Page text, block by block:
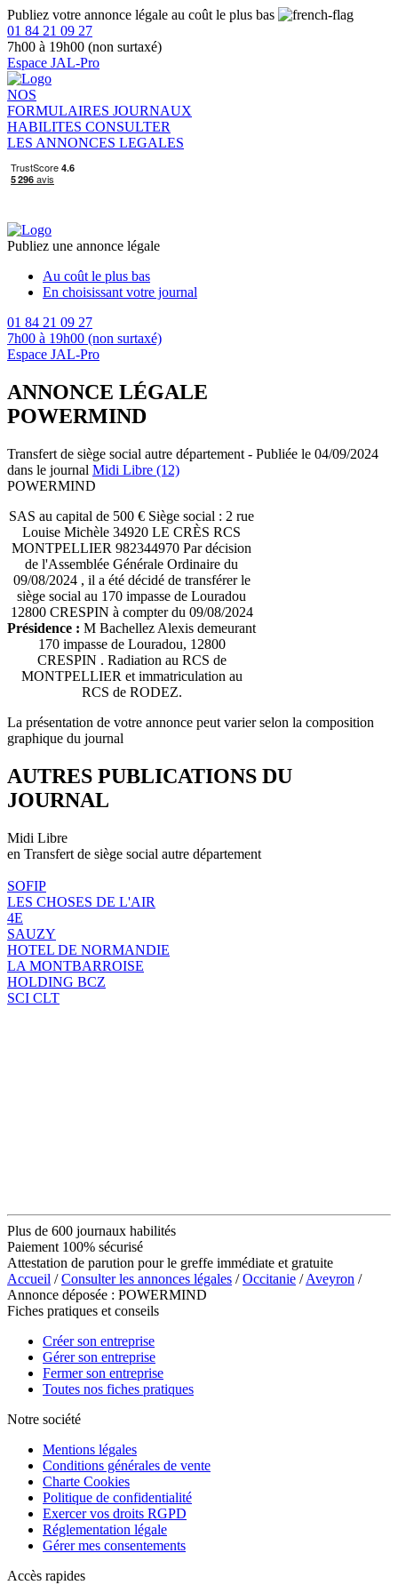
Publiez votre annonce légale au coût le plus bas
01 84 21 09 27
7h00 à 19h00 (non surtaxé)
Espace JAL-Pro
NOS
FORMULAIRES JOURNAUX
HABILITES CONSULTER
LES ANNONCES LEGALES
Publiez une annonce légale
Au coût le plus bas
En choisissant votre journal
01 84 21 09 27
7h00 à 19h00 (non surtaxé)
Espace JAL-Pro
ANNONCE LÉGALE
POWERMIND
Transfert de siège social autre département - Publiée le 04/09/2024
dans le journal Midi Libre (12)
POWERMIND
SAS au capital de 500 € Siège social : 2 rue
Louise Michèle 34920 LE CRÈS RCS
MONTPELLIER 982344970 Par décision
de l'Assemblée Générale Ordinaire du
09/08/2024 , il a été décidé de transférer le
siège social au 170 impasse de Louradou
12800 CRESPIN à compter du 09/08/2024
Présidence : M Bachellez Alexis demeurant
170 impasse de Louradou, 12800
CRESPIN . Radiation au RCS de
MONTPELLIER et immatriculation au
RCS de RODEZ.
La présentation de votre annonce peut varier selon la composition
graphique du journal
AUTRES PUBLICATIONS DU
JOURNAL
Midi Libre
en Transfert de siège social autre département
SOFIP
LES CHOSES DE L'AIR
4E
SAUZY
HOTEL DE NORMANDIE
LA MONTBARROISE
HOLDING BCZ
SCI CLT
Plus de 600 journaux habilités
Paiement 100% sécurisé
Attestation de parution pour le greffe immédiate et gratuite
Accueil /Consulter les annonces légales /Occitanie /Aveyron /
Annonce déposée : POWERMIND
Fiches pratiques et conseils
Créer son entreprise
Gérer son entreprise
Fermer son entreprise
Toutes nos fiches pratiques
Notre société
Mentions légales
Conditions générales de vente
Charte Cookies
Politique de confidentialité
Exercer vos droits RGPD
Réglementation légale
Gérer mes consentements
Accès rapides